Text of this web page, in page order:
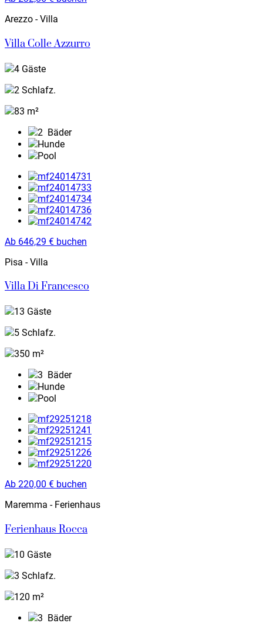
Arezzo - Villa
Villa Colle Azzurro
4 Gäste
2 Schlafz.
83 m²
2 Bäder
Hunde
Pool
Ab 646,29 € buchen
Pisa - Villa
Villa Di Francesco
13 Gäste
5 Schlafz.
350 m²
3 Bäder
Hunde
Pool
Ab 220,00 € buchen
Maremma - Ferienhaus
Ferienhaus Rocca
10 Gäste
3 Schlafz.
120 m²
3 Bäder